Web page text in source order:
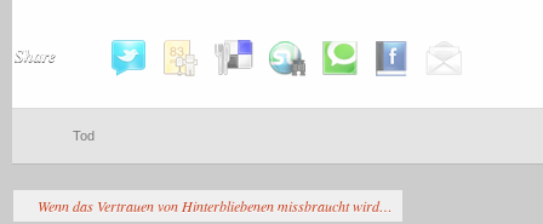
Share
Tod
Wenn das Vertrauen von Hinterbliebenen missbraucht wird…